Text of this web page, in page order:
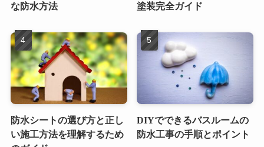
な防水方法
塗装完全ガイド
防水シートの選び方と正し
い施工方法を理解するため
DIYでできるバスルームの
防水工事の手順とポイント